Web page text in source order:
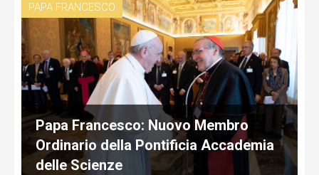
PAPA FRANCESCO
Papa Francesco: Nuovo Membro
Ordinario della Pontificia Accademia
delle Scienze